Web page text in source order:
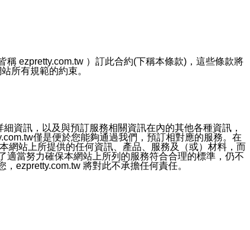
可收到通知型訊息。
ezpretty.com.tw ）訂此合約(下稱本條款)，這些條款將
所有規範的約束。
資訊，以及與預訂服務相關資訊在內的其他各種資訊，
僅是便於您能夠通過我們，預訂相對應的服務。在
網站上所提供的任何資訊、產品、服務及（或）材料，而
適當努力確保本網站上所列的服務符合合理的標準，仍不
ezpretty.com.tw 將對此不承擔任何責任。